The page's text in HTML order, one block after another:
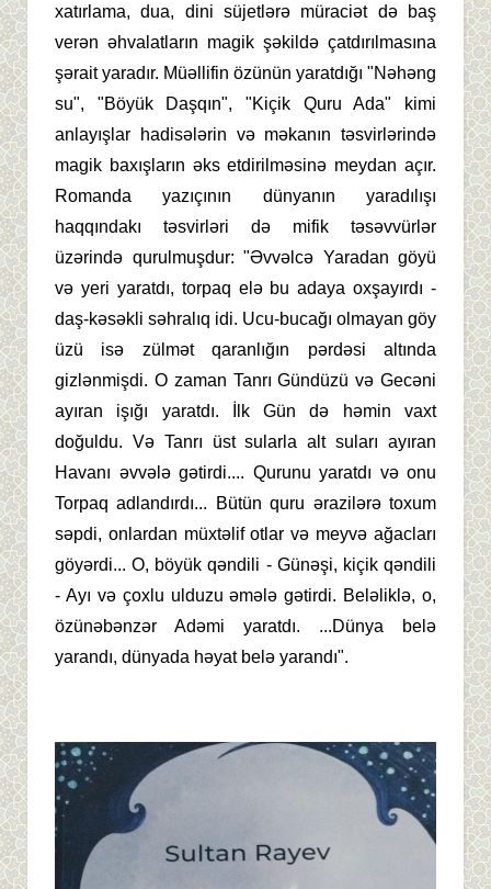
xatırlama, dua, dini süjetlərə müraciət də baş
verən əhvalatların magik şəkildə çatdırılmasına
şərait yaradır. Müəllifin özünün yaratdığı "Nəhəng
su", "Böyük Daşqın", "Kiçik Quru Ada" kimi
anlayışlar hadisələrin və məkanın təsvirlərində
magik baxışların əks etdirilməsinə meydan açır.
Romanda yazıçının dünyanın yaradılışı
haqqındakı təsvirləri də mifik təsəvvürlər
üzərində qurulmuşdur: "Əvvəlcə Yaradan göyü
və yeri yaratdı, torpaq elə bu adaya oxşayırdı -
daş-kəsəkli səhralıq idi. Ucu-bucağı olmayan göy
üzü isə zülmət qaranlığın pərdəsi altında
gizlənmişdi. O zaman Tanrı Gündüzü və Gecəni
ayıran işığı yaratdı. İlk Gün də həmin vaxt
doğuldu. Və Tanrı üst sularla alt suları ayıran
Havanı əvvələ gətirdi.... Qurunu yaratdı və onu
Torpaq adlandırdı... Bütün quru ərazilərə toxum
səpdi, onlardan müxtəlif otlar və meyvə ağacları
göyərdi... O, böyük qəndili - Günəşi, kiçik qəndili
- Ayı və çoxlu ulduzu əmələ gətirdi. Beləliklə, o,
özünəbənzər Adəmi yaratdı. ...Dünya belə
yarandı, dünyada həyat belə yarandı".